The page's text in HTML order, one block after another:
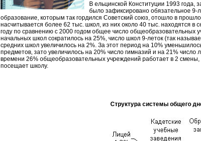
В ельцинской Конституции 1993 года,
было зафиксировано обязательное 9-
образование, которым так гордился Советский союз, отошло в
насчитывается более 62 тыс. школ, из них около 40 тыс. находятся в
году по сравнению с 2000 годом общее число общеобразовательных
начальных школ сократилось на 25%, число школ 9-леток (так
средних школ увеличилось на 2%. За этот период на 10%
предметов, зато увеличилось на 20% число гимназий и на 21%
времени 26% общеобразовательных учреждений работает в 2
посещает школу.
Структура системы общего